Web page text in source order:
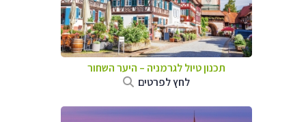
תכנון טיול לגרמניה – היער השחור
לחץ לפרטים